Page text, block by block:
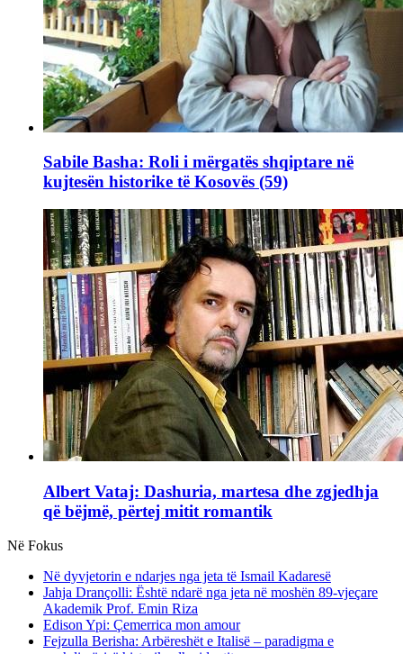
Sabile Basha: Roli i mërgatës shqiptare në
kujtesën historike të Kosovës (59)
Albert Vataj: Dashuria, martesa dhe zgjedhja
që bëjmë, përtej mitit romantik
Në Fokus
Në dyvjetorin e ndarjes nga jeta të Ismail Kadaresë
Jahja Drançolli: Është ndarë nga jeta në moshën 89-vjeçare
Akademik Prof. Emin Riza
Edison Ypi: Çemerrica mon amour
Fejzulla Berisha: Arbëreshët e Italisë – paradigma e